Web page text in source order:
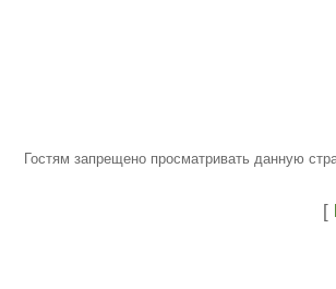
Гостям запрещено просматривать данную
[